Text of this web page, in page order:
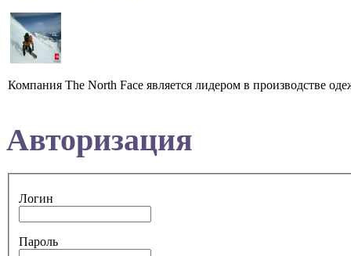
Компания The North Face является лидером в производстве
Авторизация
Логин
Пароль